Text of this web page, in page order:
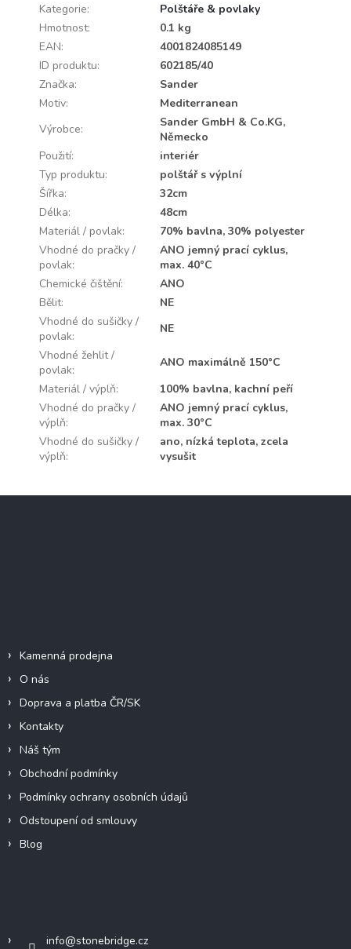
Kategorie:
Polštáře & povlaky
Hmotnost:
0.1 kg
EAN:
4001824085149
ID produktu:
602185/40
Značka:
Sander
Motiv:
Mediterranean
Výrobce:
Sander GmbH & Co.KG,
Německo
Použití:
interiér
Typ produktu:
polštář s výplní
Šířka:
32cm
Délka:
48cm
Materiál / povlak:
70% bavlna, 30% polyester
Vhodné do pračky /
povlak:
ANO jemný prací cyklus,
max. 40°C
Chemické čištění:
ANO
Bělit:
NE
Vhodné do sušičky /
povlak:
NE
Vhodné žehlit /
povlak:
ANO maximálně 150°C
Materiál / výplň:
100% bavlna, kachní peří
Vhodné do pračky /
výplň:
ANO jemný prací cyklus,
max. 30°C
Vhodné do sušičky /
výplň:
ano, nízká teplota, zcela
vysušit
Z
Kamenná prodejna
O nás
Doprava a platba ČR/SK
Kontakty
Náš tým
Obchodní podmínky
Podmínky ochrany osobních údajů
Odstoupení od smlouvy
Blog
info@stonebridge.cz